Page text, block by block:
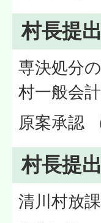
村長提
専決処分
村一般会
原案承認
村長提
清川村放